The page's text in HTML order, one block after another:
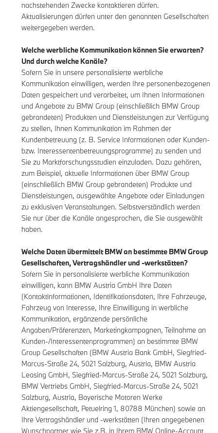
nachstehenden Zwecke kontaktieren dürfen.
Aktualisierungen dürfen unter den genannten Gesellschaften
weitergegeben werden.
Welche werbliche Kommunikation können Sie erwarten?
Und durch welche Kanäle?
Sofern Sie in unsere personalisierte werbliche
Kommunikation einwilligen, werden Ihre personenbezogenen
Daten gespeichert und verarbeitet, um Ihnen Informationen
und Angebote zu BMW Group (einschließlich BMW Group
gebrandeten) Produkten und Dienstleistungen zur Verfügung
zu stellen, Ihnen Kommunikation im Rahmen der
Kundenbetreuung (z. B. Service Informationen oder Kunden-
bzw. Interessentenbetreuungsprogramme) zu senden und
Sie zu Marktforschungsstudien einzuladen. Dazu gehören,
zum Beispiel, aktuelle Informationen über BMW Group
(einschließlich BMW Group gebrandeten) Produkte und
Dienstleistungen, ausgewählte Angebote oder Einladungen
zu exklusiven Veranstaltungen. Selbstverständlich werden
Sie nur über die Kanäle angesprochen, die Sie ausgewählt
haben.
Welche Daten übermittelt BMW an bestimmte BMW Group
Gesellschaften, Vertragshändler und -werkstätten?
Sofern Sie in personalisierte werbliche Kommunikation
einwilligen, kann BMW Austria GmbH Ihre Daten
(Kontaktinformationen, Identifikationsdaten, Ihre Fahrzeuge,
Fahrzeug von Interesse, Ihre Einwilligung in werbliche
Kommunikation, ergänzende persönliche
Angaben/Präferenzen, Marketingkampagnen, Teilnahme an
Kunden-/Interessentenprogrammen) an bestimmte BMW
Group Gesellschaften (BMW Austria Bank GmbH, Siegfried-
Marcus-Straße 24, 5021 Salzburg, Austria, BMW Austria
Leasing GmbH, Siegfried-Marcus-Straße 24, 5021 Salzburg,
BMW Vertriebs GmbH, Siegfried-Marcus-Straße 24, 5021
Salzburg, Austria, Bayerische Motoren Werke
Aktiengesellschaft, Petuelring 1, 80788 München) sowie an
Ihre Vertragshändler und -werkstätten (Ihren angegebenen
Wunschpartner wie Sie z.B. in Ihrem BMW Online-Account